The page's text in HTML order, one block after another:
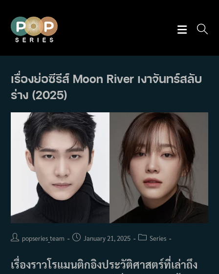
content
เรื่องย่อซีรีส์ Moon River เงาจันทร์สลับ
ร่าง (2025)
Postpopseries_team
PostJanuary 21, 2025
PostSeries
เรื่องราวโรแมนติกอิงประวัติศาสตร์ที่เล่าถึง